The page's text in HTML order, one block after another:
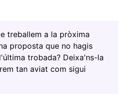
treballem a la pròxima
proposta que no hagis
trobada? Deixa'ns-la
tan aviat com sigui